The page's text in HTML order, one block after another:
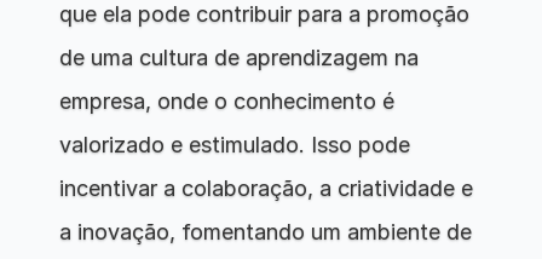
que ela pode contribuir para a promoção
de uma cultura de aprendizagem na
empresa, onde o conhecimento é
valorizado e estimulado. Isso pode
incentivar a colaboração, a criatividade e
a inovação, fomentando um ambiente de